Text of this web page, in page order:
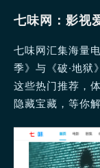
七味网：影视
七味网汇集海量
季》与《破·地狱
这些热门推荐，
隐藏宝藏，等你